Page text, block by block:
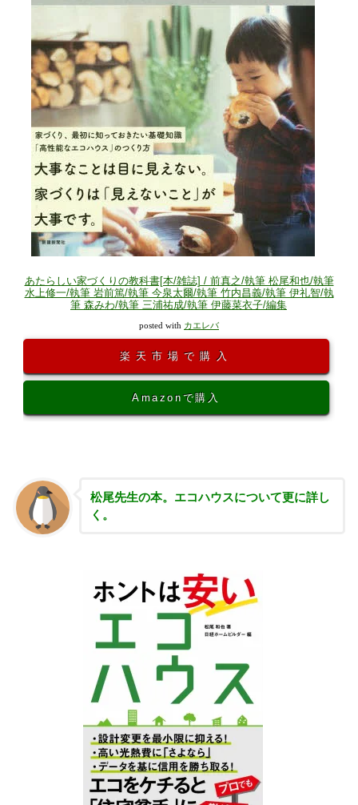
あたらしい家づくりの教科書[本/雑誌] / 前真之/執筆 松尾和也/執筆
水上修一/執筆 岩前篤/執筆 今泉太爾/執筆 竹内昌義/執筆 伊礼智/執
筆 森みわ/執筆 三浦祐成/執筆 伊藤菜衣子/編集
posted with カエレバ
楽天市場で購入
Amazonで購入
松尾先生の本。エコハウスについて更に詳し
く。